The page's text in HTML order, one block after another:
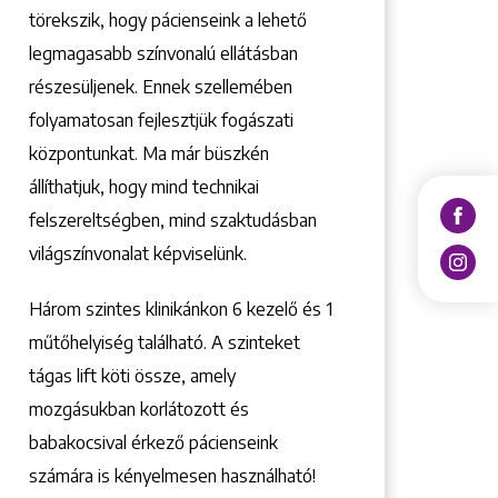
törekszik, hogy pácienseink a lehető
legmagasabb színvonalú ellátásban
részesüljenek. Ennek szellemében
folyamatosan fejlesztjük fogászati
központunkat. Ma már büszkén
állíthatjuk, hogy mind technikai
felszereltségben, mind szaktudásban
világszínvonalat képviselünk.
Három szintes klinikánkon 6 kezelő ­és 1
műtőhelyiség található. A szinteket
tágas lift köti össze, amely
mozgásukban korlátozott és
babakocsival érkező pácienseink
számára is kényelmesen használható!